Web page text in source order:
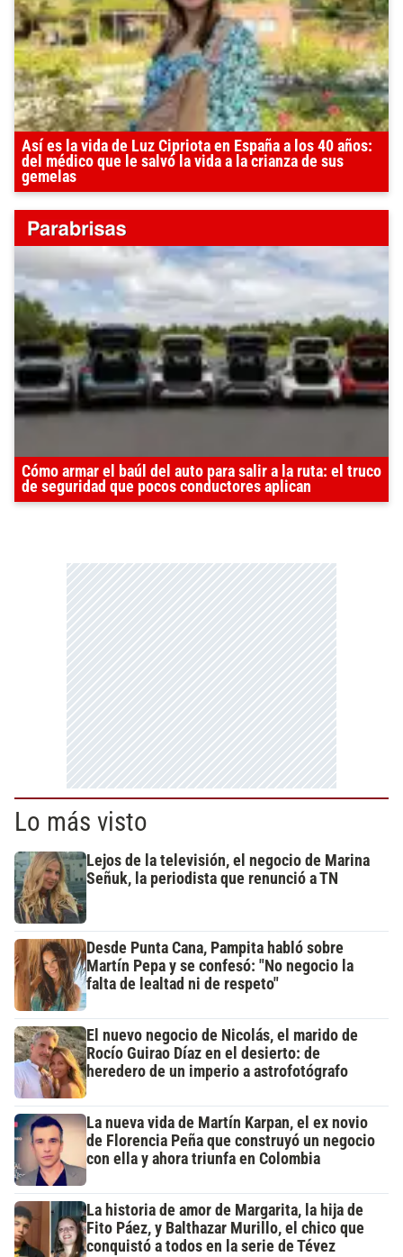
Así es la vida de Luz Cipriota en España a los 40 años:
del médico que le salvó la vida a la crianza de sus
gemelas
Cómo armar el baúl del auto para salir a la ruta: el truco
de seguridad que pocos conductores aplican
Lo más visto
Lejos de la televisión, el negocio de Marina
Señuk, la periodista que renunció a TN
Desde Punta Cana, Pampita habló sobre
Martín Pepa y se confesó: "No negocio la
falta de lealtad ni de respeto"
El nuevo negocio de Nicolás, el marido de
Rocío Guirao Díaz en el desierto: de
heredero de un imperio a astrofotógrafo
La nueva vida de Martín Karpan, el ex novio
de Florencia Peña que construyó un negocio
con ella y ahora triunfa en Colombia
La historia de amor de Margarita, la hija de
Fito Páez, y Balthazar Murillo, el chico que
conquistó a todos en la serie de Tévez